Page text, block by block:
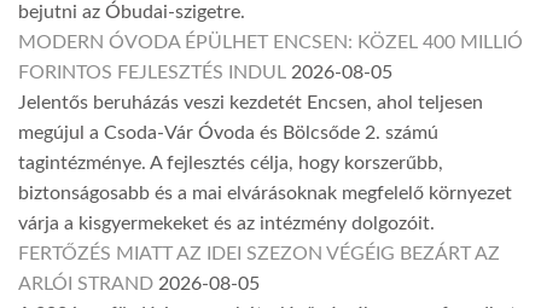
bejutni az Óbudai-szigetre.
MODERN ÓVODA ÉPÜLHET ENCSEN: KÖZEL 400 MILLIÓ
FORINTOS FEJLESZTÉS INDUL 2026-08-05
Jelentős beruházás veszi kezdetét Encsen, ahol teljesen
megújul a Csoda-Vár Óvoda és Bölcsőde 2. számú
tagintézménye. A fejlesztés célja, hogy korszerűbb,
biztonságosabb és a mai elvárásoknak megfelelő környezet
várja a kisgyermekeket és az intézmény dolgozóit.
FERTŐZÉS MIATT AZ IDEI SZEZON VÉGÉIG BEZÁRT AZ
ARLÓI STRAND 2026-08-05